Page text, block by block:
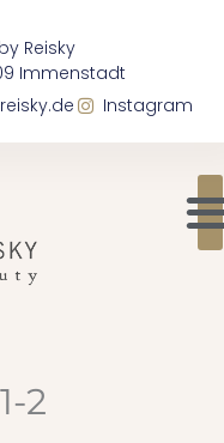
Reisky
Immenstadt
Instagram
2